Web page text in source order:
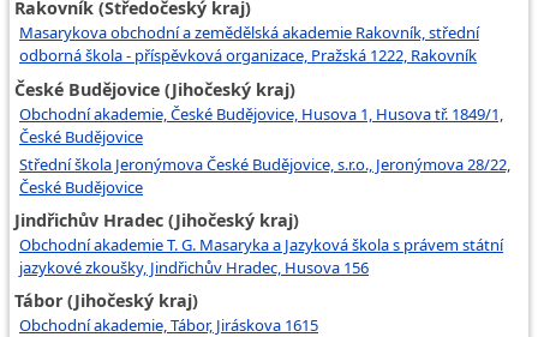
Rakovník (Středočeský kraj)
Masarykova obchodní a zemědělská akademie Rakovník, střední
odborná škola - příspěvková organizace, Pražská 1222, Rakovník
České Budějovice (Jihočeský kraj)
Obchodní akademie, České Budějovice, Husova 1, Husova tř. 1849/1,
České Budějovice
Střední škola Jeronýmova České Budějovice, s.r.o., Jeronýmova 28/22,
České Budějovice
Jindřichův Hradec (Jihočeský kraj)
Obchodní akademie T. G. Masaryka a Jazyková škola s právem státní
jazykové zkoušky, Jindřichův Hradec, Husova 156
Tábor (Jihočeský kraj)
Obchodní akademie, Tábor, Jiráskova 1615